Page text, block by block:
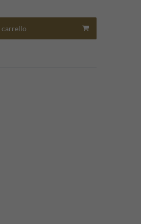
carrello